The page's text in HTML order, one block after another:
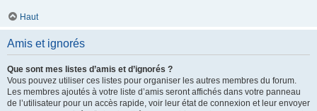
Haut
Amis et ignorés
Que sont mes listes d’amis et d’ignorés ?
Vous pouvez utiliser ces listes pour organiser les autres membres du forum.
Les membres ajoutés à votre liste d’amis seront affichés dans votre panneau
de l’utilisateur pour un accès rapide, voir leur état de connexion et leur envoyer